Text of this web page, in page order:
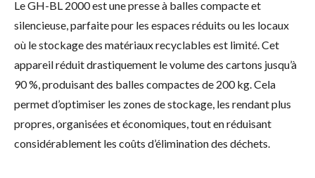
Le GH-BL 2000 est une presse à balles compacte et
silencieuse, parfaite pour les espaces réduits ou les locaux
où le stockage des matériaux recyclables est limité. Cet
appareil réduit drastiquement le volume des cartons jusqu’à
90 %, produisant des balles compactes de 200 kg. Cela
permet d’optimiser les zones de stockage, les rendant plus
propres, organisées et économiques, tout en réduisant
considérablement les coûts d’élimination des déchets.